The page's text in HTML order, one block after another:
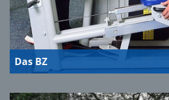
Das BZ